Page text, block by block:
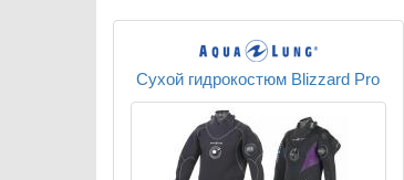
Сухой гидрокостюм Blizzard Pro